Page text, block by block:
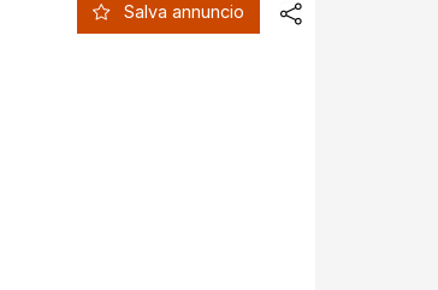
Salva annuncio